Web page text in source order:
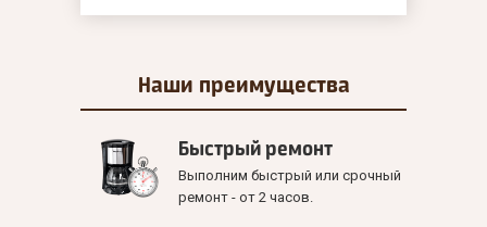
Наши преимущества
Быстрый ремонт
Выполним быстрый или срочный
ремонт - от 2 часов.